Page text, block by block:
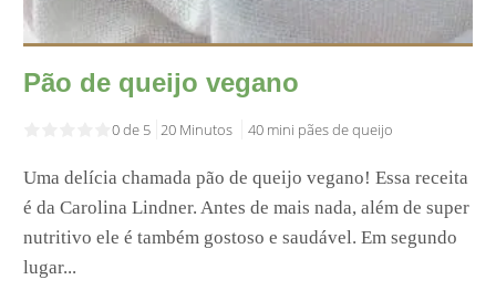
Pão de queijo vegano
0 de 5 20 Minutos 40 mini pães de queijo
Uma delícia chamada pão de queijo vegano! Essa receita
é da Carolina Lindner. Antes de mais nada, além de super
nutritivo ele é também gostoso e saudável. Em segundo
lugar...